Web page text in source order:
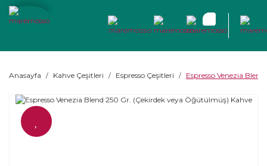
Anasayfa Kahve Çeşitleri Espresso Çeşitleri Espresso Venezia